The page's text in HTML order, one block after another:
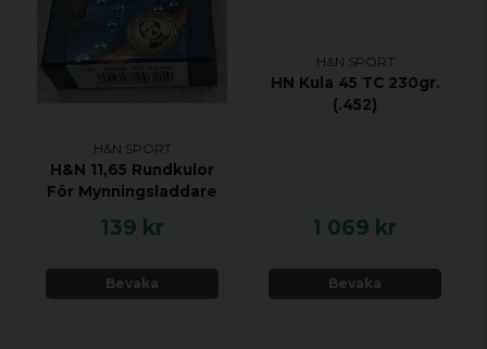
H&N SPORT
H&N 11,65 Rundkulor
För Mynningsladdare
139 kr
Bevaka
H&N SPORT
HN Kula 45 TC 230gr.
(.452)
1 069 kr
Bevaka